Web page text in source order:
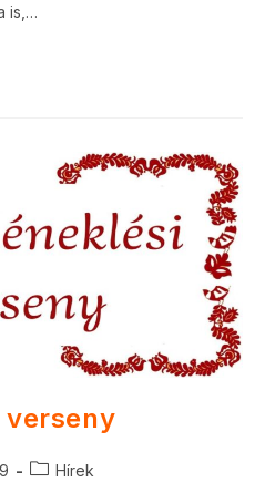
is,…
verseny
PostHírek